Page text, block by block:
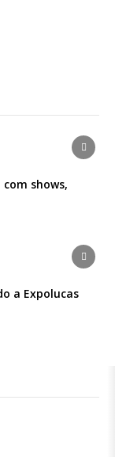
shows,
a Expolucas